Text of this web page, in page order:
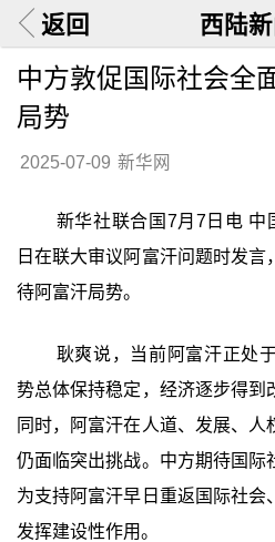
返回 西陆新
中方敦促国际社会全
局势
2025-07-09 新华网
新华社联合国7月7日电 中
日在联大审议阿富汗问题时发
待阿富汗局势。
耿爽说，当前阿富汗正处
势总体保持稳定，经济逐步得到
同时，阿富汗在人道、发展、
仍面临突出挑战。中方期待国际
为支持阿富汗早日重返国际社会
发挥建设性作用。